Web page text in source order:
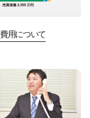
費用について